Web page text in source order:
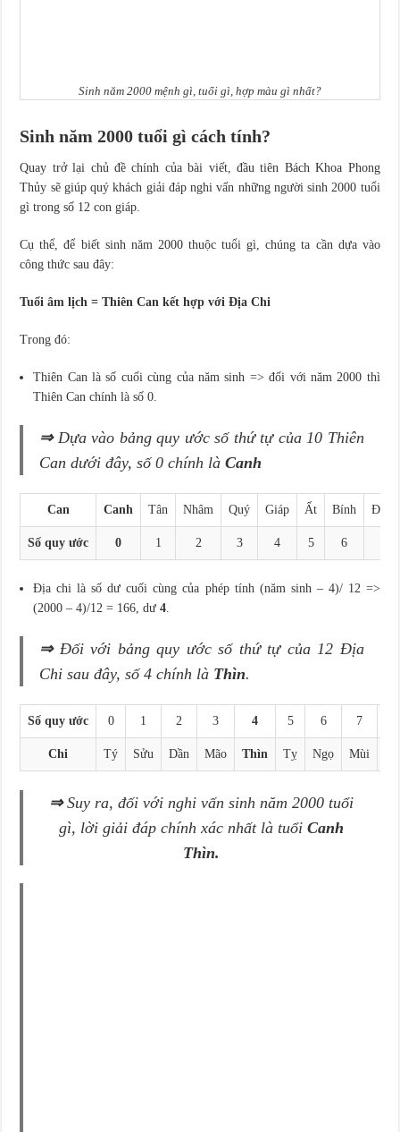
Sinh năm 2000 mệnh gì, tuổi gì, hợp màu gì nhất?
Sinh năm 2000 tuổi gì cách tính?
Quay trở lại chủ đề chính của bài viết, đầu tiên Bách Khoa Phong
Thủy sẽ giúp quý khách giải đáp nghi vấn những người sinh 2000 tuổi
gì trong số 12 con giáp.
Cụ thể, để biết sinh năm 2000 thuộc tuổi gì, chúng ta cần dựa vào
công thức sau đây:
Tuổi âm lịch = Thiên Can kết hợp với Địa Chi
Trong đó:
Thiên Can là số cuối cùng của năm sinh => đối với năm 2000 thì
Thiên Can chính là số 0.
⇒Dựa vào bảng quy ước số thứ tự của 10 Thiên
Can dưới đây, số 0 chính làCanh
Can Canh Tân Nhâm Quý Giáp Ất Bính Đinh
Số quy ước 0 1 2 3 4 5 6
Địa chi là số dư cuối cùng của phép tính (năm sinh – 4)/ 12 =>
(2000 – 4)/12 = 166, dư4.
⇒Đối với bảng quy ước số thứ tự của 12 Địa
Chi sau đây, số 4 chính là Thìn.
Số quy ước 0 1 2 3 4 5 6 7
Chi Tý Sửu Dần Mão Thìn Tỵ Ngọ Mùi
⇒Suy ra, đối với nghi vấn sinh năm 2000 tuổi
gì, lời giải đáp chính xác nhất là tuổiCanh
Thìn.